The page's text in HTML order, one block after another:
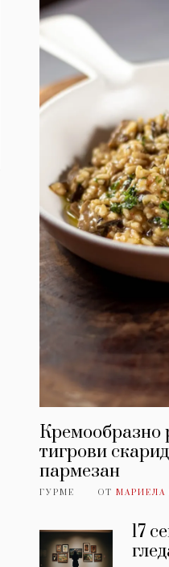
Кремообразно
тигрови
пармезан
ГУРМЕ ОТ МАРИЕЛА
17